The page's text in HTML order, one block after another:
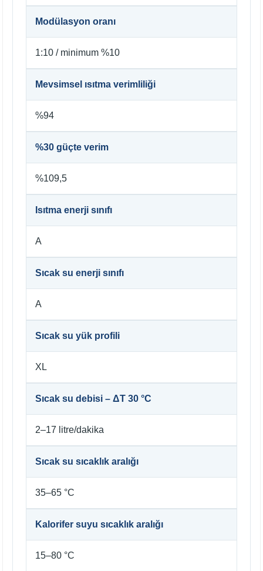
Modülasyon oranı
1:10 / minimum %10
Mevsimsel ısıtma verimliliği
%94
%30 güçte verim
%109,5
Isıtma enerji sınıfı
A
Sıcak su enerji sınıfı
A
Sıcak su yük profili
XL
Sıcak su debisi – ΔT 30 °C
2–17 litre/dakika
Sıcak su sıcaklık aralığı
35–65 °C
Kalorifer suyu sıcaklık aralığı
15–80 °C